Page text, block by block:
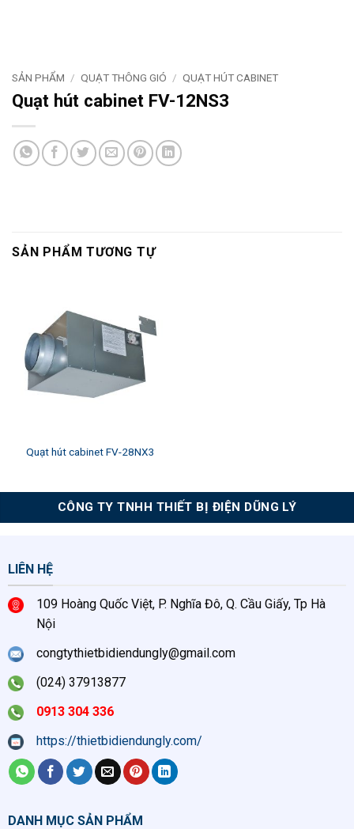
SẢN PHẨM / QUẠT THÔNG GIÓ / QUẠT HÚT CABINET
Quạt hút cabinet FV-12NS3
SẢN PHẨM TƯƠNG TỰ
Quạt hút cabinet FV-28NX3
CÔNG TY TNHH THIẾT BỊ ĐIỆN DŨNG LÝ
LIÊN HỆ
109 Hoàng Quốc Việt, P. Nghĩa Đô, Q. Cầu Giấy, Tp Hà
Nội
congtythietbidiendungly@gmail.com
(024) 37913877
0913 304 336
https://thietbidiendungly.com/
DANH MỤC SẢN PHẨM